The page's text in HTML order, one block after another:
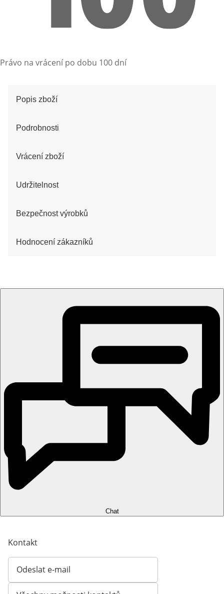
Právo na vrácení po dobu 100 dní
Popis zboží
Podrobnosti
Vrácení zboží
Udržitelnost
Bezpečnost výrobků
Hodnocení zákazníků
Chat
Kontakt
Odeslat e-mail
Otevírá e-mailového klienta